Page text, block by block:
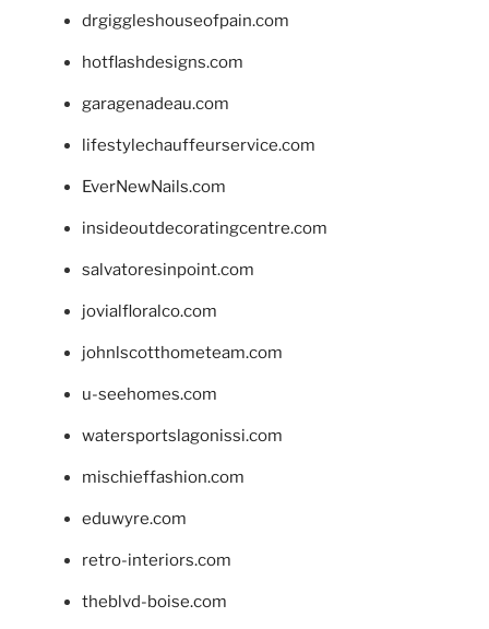
drgiggleshouseofpain.com
hotflashdesigns.com
garagenadeau.com
lifestylechauffeurservice.com
EverNewNails.com
insideoutdecoratingcentre.com
salvatoresinpoint.com
jovialfloralco.com
johnlscotthometeam.com
u-seehomes.com
watersportslagonissi.com
mischieffashion.com
eduwyre.com
retro-interiors.com
theblvd-boise.com